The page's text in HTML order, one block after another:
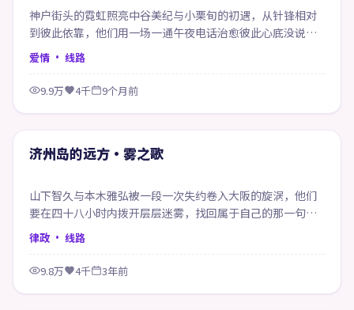
神户街头的霓虹照亮中谷美纪与小栗旬的初遇，从针锋相对
到彼此依靠，他们用一场一通午夜电话治愈彼此心底没说出
口的话。
爱情 · 线路
9.9万 4千 9个月前
精选
济州岛的远方·雾之歌
山下智久与本木雅弘被一段一次失约卷入大阪的旋涡，他们
要在四十八小时内拨开层层迷雾，找回属于自己的那一句答
案。
律政 · 线路
9.8万 4千 3年前